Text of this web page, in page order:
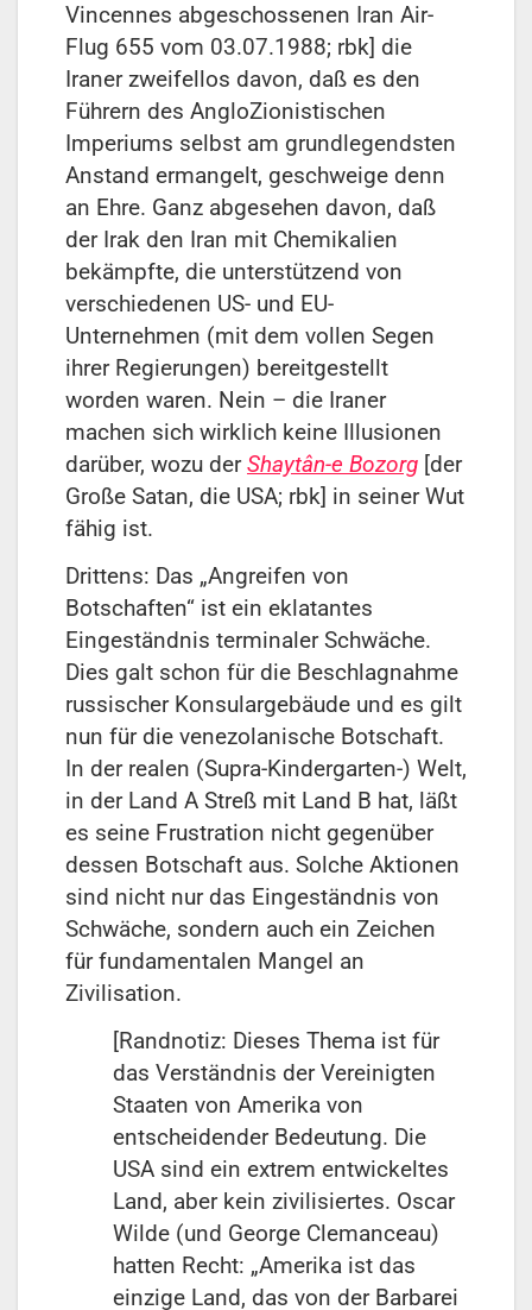
Vincennes abgeschossenen Iran Air-
Flug 655 vom 03.07.1988; rbk] die
Iraner zweifellos davon, daß es den
Führern des AngloZionistischen
Imperiums selbst am grundlegendsten
Anstand ermangelt, geschweige denn
an Ehre. Ganz abgesehen davon, daß
der Irak den Iran mit Chemikalien
bekämpfte, die unterstützend von
verschiedenen US- und EU-
Unternehmen (mit dem vollen Segen
ihrer Regierungen) bereitgestellt
worden waren. Nein – die Iraner
machen sich wirklich keine Illusionen
darüber, wozu der Shaytân-e Bozorg [der
Große Satan, die USA; rbk] in seiner Wut
fähig ist.
Drittens: Das „Angreifen von
Botschaften“ ist ein eklatantes
Eingeständnis terminaler Schwäche.
Dies galt schon für die Beschlagnahme
russischer Konsulargebäude und es gilt
nun für die venezolanische Botschaft.
In der realen (Supra-Kindergarten-) Welt,
in der Land A Streß mit Land B hat, läßt
es seine Frustration nicht gegenüber
dessen Botschaft aus. Solche Aktionen
sind nicht nur das Eingeständnis von
Schwäche, sondern auch ein Zeichen
für fundamentalen Mangel an
Zivilisation.
[Randnotiz: Dieses Thema ist für
das Verständnis der Vereinigten
Staaten von Amerika von
entscheidender Bedeutung. Die
USA sind ein extrem entwickeltes
Land, aber kein zivilisiertes. Oscar
Wilde (und George Clemanceau)
hatten Recht: „Amerika ist das
einzige Land, das von der Barbarei